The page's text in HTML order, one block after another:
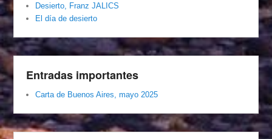
Desierto, Franz JALICS
El día de desierto
Entradas importantes
Carta de Buenos Aires, mayo 2025